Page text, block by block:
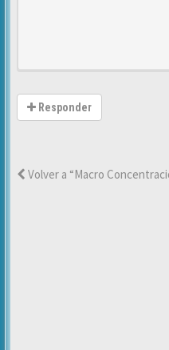
Responder
Volver a “Macro